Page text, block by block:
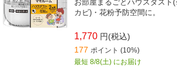
お部屋まるごとハウスダスト
カビ)・花粉予防空間に。
1,770 円(税込)
177 ポイント (10%)
最短 8/8(土) にお届け